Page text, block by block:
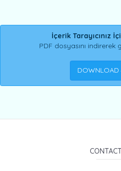
İçerik Tarayıcınız
PDF dosyasını indirerek
DOWNLOAD